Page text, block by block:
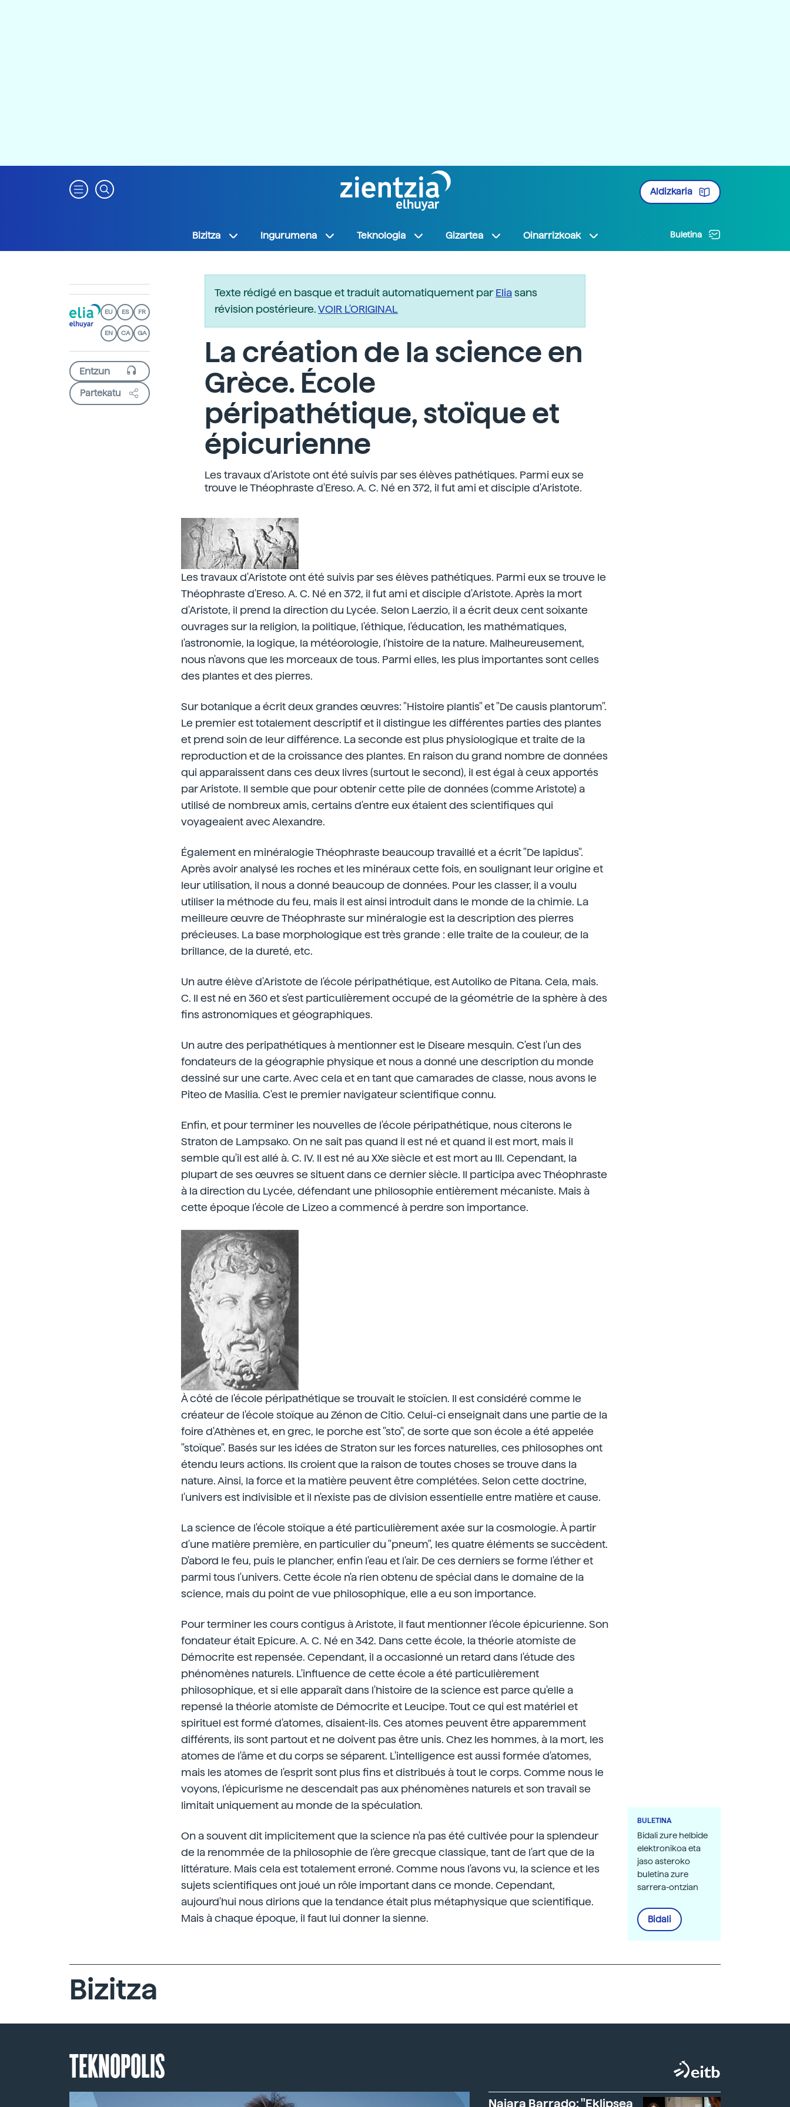
Aldizkaria
Bizitza Ingurumena Teknologia Gizartea Oinarrizkoak Buletina
EU ES FR
EN CA GA
Partekatu
Texte rédigé en basque et traduit automatiquement parEliasans
révision postérieure.VOIR L'ORIGINAL
La création de la science en
Grèce. École
péripathétique, stoïque et
épicurienne
Les travaux d'Aristote ont été suivis par ses élèves pathétiques. Parmi eux se
trouve le Théophraste d'Ereso. A. C. Né en 372, il fut ami et disciple d'Aristote.
Les travaux d'Aristote ont été suivis par ses élèves pathétiques. Parmi eux se trouve le
Théophraste d'Ereso. A. C. Né en 372, il fut ami et disciple d'Aristote. Après la mort
d'Aristote, il prend la direction du Lycée. Selon Laerzio, il a écrit deux cent soixante
ouvrages sur la religion, la politique, l'éthique, l'éducation, les mathématiques,
l'astronomie, la logique, la météorologie, l'histoire de la nature. Malheureusement,
nous n'avons que les morceaux de tous. Parmi elles, les plus importantes sont celles
des plantes et des pierres.
Sur botanique a écrit deux grandes œuvres: "Histoire plantis" et "De causis plantorum".
Le premier est totalement descriptif et il distingue les différentes parties des plantes
et prend soin de leur différence. La seconde est plus physiologique et traite de la
reproduction et de la croissance des plantes. En raison du grand nombre de données
qui apparaissent dans ces deux livres (surtout le second), il est égal à ceux apportés
par Aristote. Il semble que pour obtenir cette pile de données (comme Aristote) a
utilisé de nombreux amis, certains d'entre eux étaient des scientifiques qui
voyageaient avec Alexandre.
Également en minéralogie Théophraste beaucoup travaillé et a écrit "De lapidus".
Après avoir analysé les roches et les minéraux cette fois, en soulignant leur origine et
leur utilisation, il nous a donné beaucoup de données. Pour les classer, il a voulu
utiliser la méthode du feu, mais il est ainsi introduit dans le monde de la chimie. La
meilleure œuvre de Théophraste sur minéralogie est la description des pierres
précieuses. La base morphologique est très grande : elle traite de la couleur, de la
brillance, de la dureté, etc.
Un autre élève d'Aristote de l'école péripathétique, est Autoliko de Pitana. Cela, mais.
C. Il est né en 360 et s'est particulièrement occupé de la géométrie de la sphère à des
fins astronomiques et géographiques.
Un autre des peripathétiques à mentionner est le Diseare mesquin. C'est l'un des
fondateurs de la géographie physique et nous a donné une description du monde
dessiné sur une carte. Avec cela et en tant que camarades de classe, nous avons le
Piteo de Masilia. C'est le premier navigateur scientifique connu.
Enfin, et pour terminer les nouvelles de l'école péripathétique, nous citerons le
Straton de Lampsako. On ne sait pas quand il est né et quand il est mort, mais il
semble qu'il est allé à. C. IV. Il est né au XXe siècle et est mort au III. Cependant, la
plupart de ses œuvres se situent dans ce dernier siècle. Il participa avec Théophraste
à la direction du Lycée, défendant une philosophie entièrement mécaniste. Mais à
cette époque l'école de Lizeo a commencé à perdre son importance.
À côté de l'école péripathétique se trouvait le stoïcien. Il est considéré comme le
créateur de l'école stoïque au Zénon de Citio. Celui-ci enseignait dans une partie de la
foire d'Athènes et, en grec, le porche est "sto", de sorte que son école a été appelée
"stoïque". Basés sur les idées de Straton sur les forces naturelles, ces philosophes ont
étendu leurs actions. Ils croient que la raison de toutes choses se trouve dans la
nature. Ainsi, la force et la matière peuvent être complétées. Selon cette doctrine,
l'univers est indivisible et il n'existe pas de division essentielle entre matière et cause.
La science de l'école stoïque a été particulièrement axée sur la cosmologie. À partir
d'une matière première, en particulier du "pneum", les quatre éléments se succèdent.
D'abord le feu, puis le plancher, enfin l'eau et l'air. De ces derniers se forme l'éther et
parmi tous l'univers. Cette école n'a rien obtenu de spécial dans le domaine de la
science, mais du point de vue philosophique, elle a eu son importance.
Pour terminer les cours contigus à Aristote, il faut mentionner l'école épicurienne. Son
fondateur était Epicure. A. C. Né en 342. Dans cette école, la théorie atomiste de
Démocrite est repensée. Cependant, il a occasionné un retard dans l'étude des
phénomènes naturels. L'influence de cette école a été particulièrement
philosophique, et si elle apparaît dans l'histoire de la science est parce qu'elle a
repensé la théorie atomiste de Démocrite et Leucipe. Tout ce qui est matériel et
spirituel est formé d'atomes, disaient-ils. Ces atomes peuvent être apparemment
différents, ils sont partout et ne doivent pas être unis. Chez les hommes, à la mort, les
atomes de l'âme et du corps se séparent. L'intelligence est aussi formée d'atomes,
mais les atomes de l'esprit sont plus fins et distribués à tout le corps. Comme nous le
voyons, l'épicurisme ne descendait pas aux phénomènes naturels et son travail se
limitait uniquement au monde de la spéculation.
On a souvent dit implicitement que la science n'a pas été cultivée pour la splendeur
de la renommée de la philosophie de l'ère grecque classique, tant de l'art que de la
littérature. Mais cela est totalement erroné. Comme nous l'avons vu, la science et les
sujets scientifiques ont joué un rôle important dans ce monde. Cependant,
aujourd'hui nous dirions que la tendance était plus métaphysique que scientifique.
Mais à chaque époque, il faut lui donner la sienne.
BULETINA
Bidali zure helbide
elektronikoa eta
jaso asteroko
buletina zure
sarrera-ontzian
Bidali
Bizitza
TEKNOPOLIS
Naiara Barrado: "Eklipsea